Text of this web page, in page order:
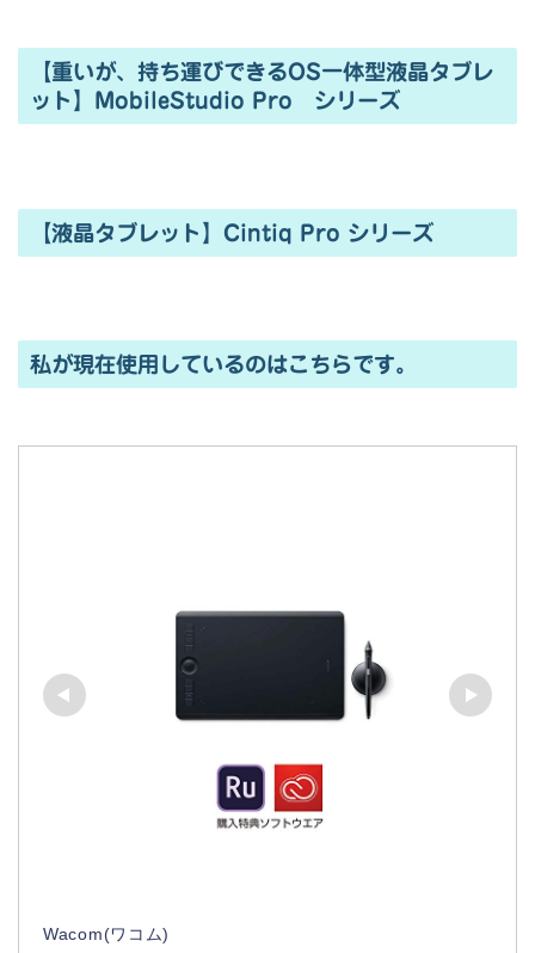
【重いが、持ち運びできるOS一体型液晶タブレ
ット】MobileStudio Pro シリーズ
【液晶タブレット】Cintiq Pro シリーズ
私が現在使用しているのはこちらです。
Wacom(ワコム)